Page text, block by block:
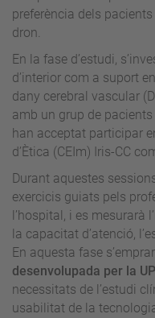
preferència dels
dron.
En la fase d’estudi,
d’interior com a suport
dany cerebral vascular
amb un grup de pacients
han acceptat participar
d’Ètica (CEIm) Iris-CC
Durant aquestes
exercicis guiats pels
l’hospital, i es mesurarà
la capacitat d’atenció,
En aquesta fase
desenvolupada per la
necessitats de l’estudi
usabilitat de la